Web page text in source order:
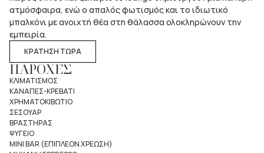
ατμόσφαιρα, ενώ ο απαλός φωτισμός και το ιδιωτικό
μπαλκόνι με ανοιχτή θέα στη θάλασσα ολοκληρώνουν την
εμπειρία.
ΚΡΑΤΗΣΗ ΤΩΡΑ
ΠΑΡΟΧΕΣ
ΚΛΙΜΑΤΙΣΜΟΣ
ΚΑΝΑΠΕΣ-ΚΡΕΒΑΤΙ
ΧΡΗΜΑΤΟΚΙΒΩΤΙΟ
ΣΕΣΟΥΑΡ
ΒΡΑΣΤΗΡΑΣ
ΨΥΓΕΙΟ
MINI BAR (ΕΠΙΠΛΕΟΝ ΧΡΕΩΣΗ)